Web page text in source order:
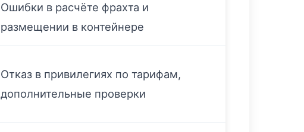
Ошибки в расчёте фрахта и
размещении в контейнере
Отказ в привилегиях по тарифам,
дополнительные проверки